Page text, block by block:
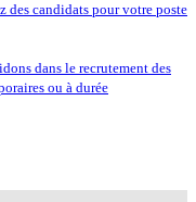
des candidats pour votre poste
dans le recrutement des
ou à durée